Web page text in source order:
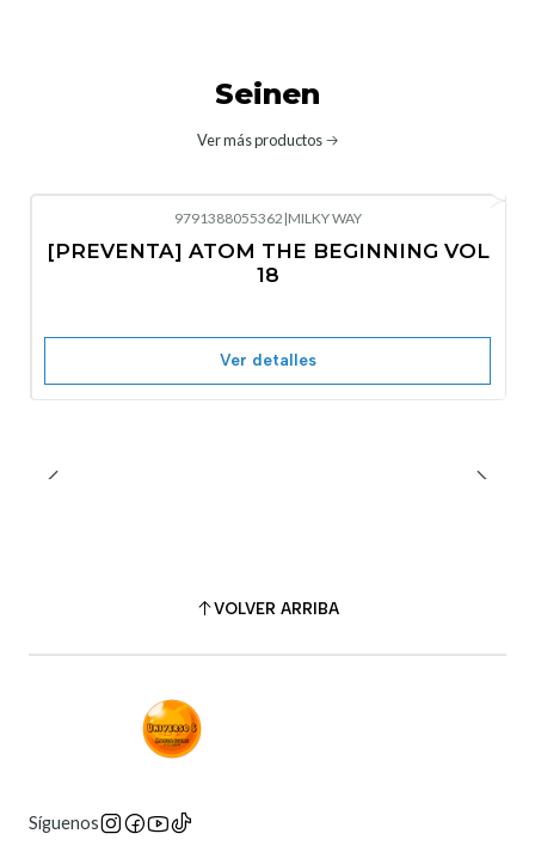
Seinen
Ver más productos
9791388055362 |MILKY WAY
[PREVENTA] ATOM THE BEGINNING VOL
18
Ver detalles
VOLVER ARRIBA
Síguenos